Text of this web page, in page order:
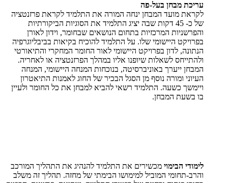
עריכת מבחן בעל-פה
לקראת מועד המבחן ינחה המורה את התלמיד לקראת פרזנטציה
של כ- 45 דקות שבה יציג התלמיד את הסוגיות הביקורתיות
והפרשניות המרכזיות בתחום הנושאים שבחומר, וידון לאורן
בפרויקט היישומי שלו. על התלמיד להוכיח בקיאות בביבליוגרפיה
הנתונה, לדון בפרויקט היישומי לאור החומר המחקרי והתיאורטי
ולהתייחס לשאלות שיופנו אליו במהלך הפרזנטציה או לאחריה.
המבחן ייערך באוניברסיטה, בנוכחות המנחה היישומי, המנחה
העיוני ומורה נוסף מן הסגל הבכיר של החוג לאמנות התיאטרון
ויימשך כשעה. התלמיד רשאי להביא למבחן את כל החומר ולעיין
בו בשעת המבחן.
לימודי הבימוי מכשירים את התלמיד להנהיג את התהליך המורכב
והרב-תחומי המוביל למימושו הבימתי של מחזה. תהליך זה משלב